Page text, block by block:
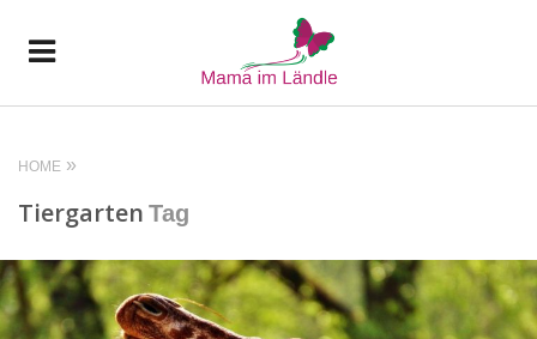
HOME
Tiergarten Tag